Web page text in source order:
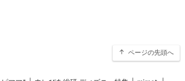
ページの先頭へ